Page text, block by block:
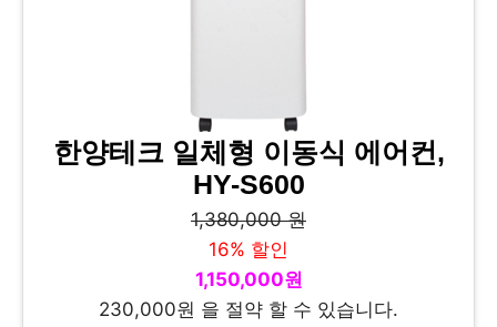
한양테크 일체형 이동식 에어컨,
HY-S600
1,380,000 원
16% 할인
1,150,000원
230,000원 을 절약 할 수 있습니다.